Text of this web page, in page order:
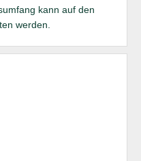
kann auf den
werden.